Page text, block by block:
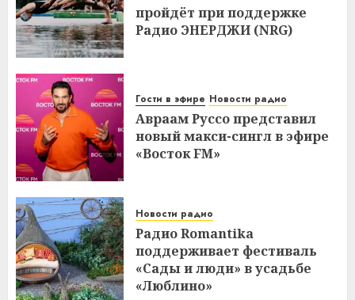
пройдёт при поддержке
Радио ЭНЕРДЖИ (NRG)
Гости в эфире Новости радио
Авраам Руссо представил
новый макси-сингл в эфире
«Восток FM»
Новости радио
Радио Romantika
поддерживает фестиваль
«Сады и люди» в усадьбе
«Люблино»